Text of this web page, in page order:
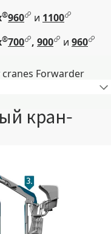
®960 и 1100
®700 , 900 и 960
Forwarder
кран-